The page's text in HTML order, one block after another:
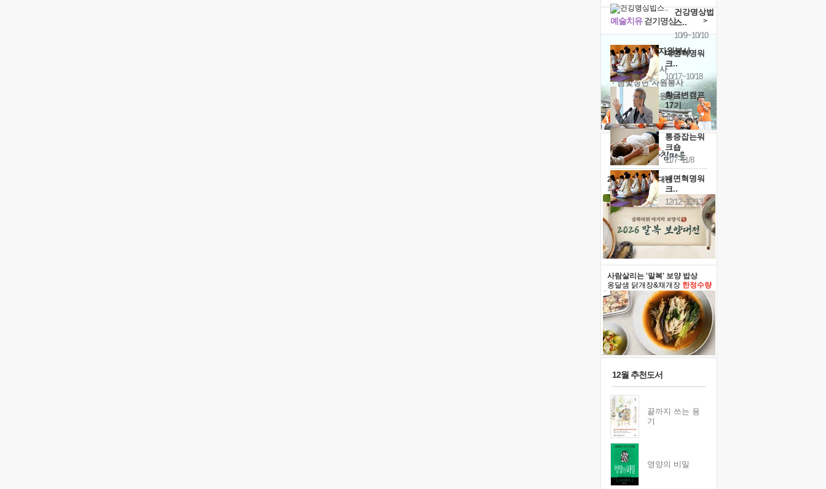
건강명상법
스..
10/9~10/10
내면혁명워
크..
10/17~10/18
황금변캠프
17기
10/30~10/31
통증잡는워
크숍
11/7~11/8
내면혁명워
크..
12/12~12/13
예술치유걷기명상 >
'옹달샘의 꽃'자원봉사
· 청년 자원봉사
· 금빛청년 자원봉사
· 음식연구 자원봉사
2026 말복 보양대전
최대74%할인
사람살리는 '말복' 보양 밥상
옹달샘 닭개장&채개장 한정수량
12월 추천도서
끝까지 쓰는 용
기
영양의 비밀